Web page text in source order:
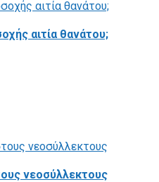
αιτία θανάτου;
νεοσύλλεκτους